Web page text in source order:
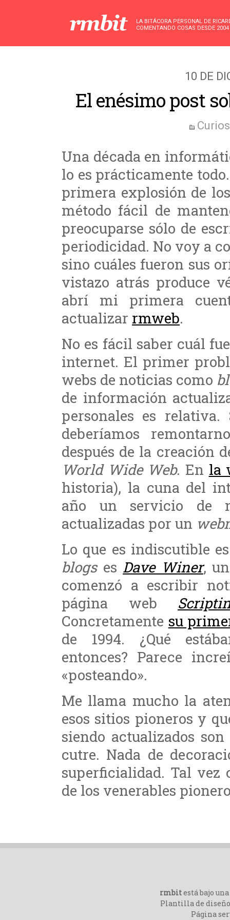
LA BITÁCORA PERSONAL DE
COMENTANDO COSAS DESDE 2004
10 DE
El enésimo post
Una década en
lo es prácticamente
primera explosión de
método fácil de
preocuparse sólo de
periodicidad. No voy a
sino cuáles fueron sus
vistazo atrás produce
abrí mi primera
actualizar rmweb.
No es fácil saber cuál
internet. El primer
webs de noticias como
de información
personales es
deberíamos
después de la creación
World Wide Web. En la
historia), la cuna del
año un servicio de
actualizadas por un
Lo que es indiscutible
blogses Dave Winer,
comenzó a escribir
página web
Concretamente su
de 1994. ¿Qué
entonces? Parece
«posteando».
Me llama mucho la
esos sitios pioneros y
siendo actualizados
cutre. Nada de
superficialidad. Tal vez
de los venerables
rmbitestá bajo una
Plantilla de
Página